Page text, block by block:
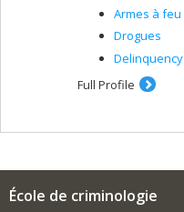
Armes à feu
Drogues
Delinquency
Full Profile
École de criminologie